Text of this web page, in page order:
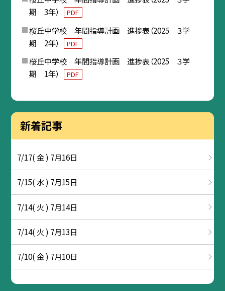
期 3年）
PDF
桜丘中学校 年間指導計画 進捗表（2025 ３学
期 2年）
PDF
桜丘中学校 年間指導計画 進捗表（2025 ３学
期 1年）
PDF
新着記事
7/17( 金 ) 7月16日
7/15( 水 ) 7月15日
7/14( 火 ) 7月14日
7/14( 火 ) 7月13日
7/10( 金 ) 7月10日